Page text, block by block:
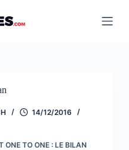
14/12/2016
ONE TO ONE : LE BILAN